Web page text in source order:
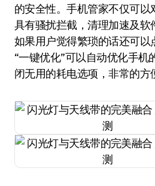
的安全性。手机管家不仅可以
具有骚扰拦截，清理加速及软
如果用户觉得繁琐的话还可以
“一键优化”可以自动优化手机
闭无用的耗电选项，非常的方